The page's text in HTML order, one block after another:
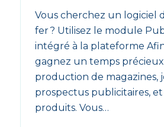
Vous cherchez un logiciel
fer ? Utilisez le module
intégré à la plateforme
gagnez un temps précieux
production de magazines,
prospectus publicitaires,
produits. Vous…